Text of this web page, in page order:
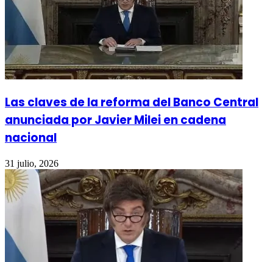
Las claves de la reforma del Banco Central
anunciada por Javier Milei en cadena
nacional
31 julio, 2026